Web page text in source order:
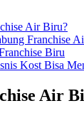
Air Biru?
Franchise
Biru
Kost Bisa
Air